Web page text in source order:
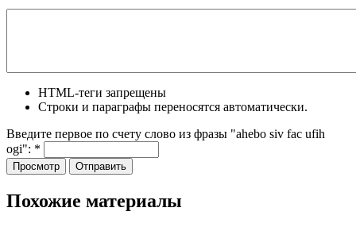
HTML-теги запрещены
Строки и параграфы переносятся автоматически.
Введите первое по счету слово из фразы "ahebo siv fac ufih
ogi": *
Похожие материалы